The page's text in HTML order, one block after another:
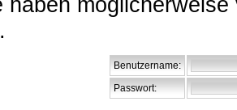
Benutzername:
Passwort: